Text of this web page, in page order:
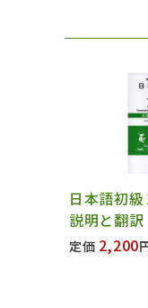
日本語初
説明と翻
定価 2,200